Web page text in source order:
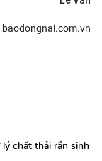
baodongnai.com.vn
chất thải rắn sinh